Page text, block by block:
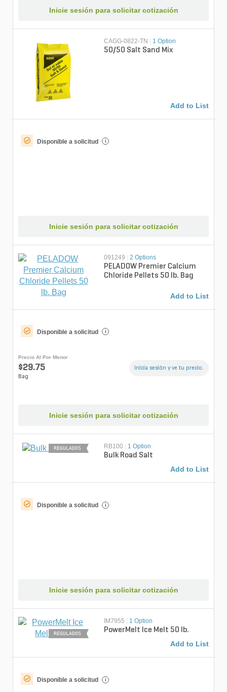
Inicie sesión para solicitar cotización
CAGG-0822-TN | 1 Option
50/50 Salt Sand Mix
Add to List
Disponible a solicitud i
Inicie sesión para solicitar cotización
091249 | 2 Options
PELADOW Premier Calcium
Chloride Pellets 50 lb. Bag
Add to List
Disponible a solicitud i
Precio Al Por Menor
$29.75
Bag
Inicia sesión y ve tu precio.
Inicie sesión para solicitar cotización
REGULADOS RB100 1 Option
Bulk Road Salt
Add to List
Disponible a solicitud i
Inicie sesión para solicitar cotización
REGULADOS
IM7955 1 Option
PowerMelt Ice Melt 50 lb.
Add to List
Disponible a solicitud i